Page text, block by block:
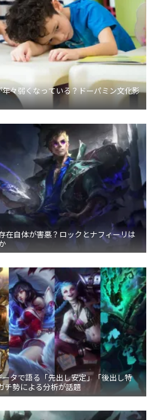
々弱くなっている？ドーパミン文化影
在自体が害悪？ロックとナフィーリは
ータで語る「先出し安定」「後出し特
チ勢による分析が話題